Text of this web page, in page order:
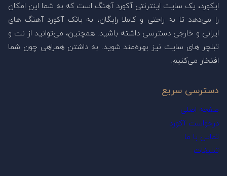
ایکورد، یک سایت اینترنتی آکورد آهنگ است که به شما این امکان
را می‌دهد تا به راحتی و کاملا رایگان، به بانک آکورد آهنگ های
ایرانی و خارجی دسترسی داشته باشید. همچنین، می‌توانید از نت و
تبلچر های سایت نیز بهره‌مند شوید. به داشتن همراهی چون شما
افتخار می‌کنیم.
دسترسی سریع
صفحه اصلی
درخواست آکورد
تماس با ما
تبلیغات